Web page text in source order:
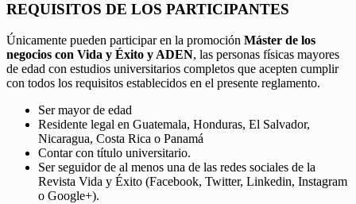
REQUISITOS DE LOS PARTICIPANTES
Únicamente pueden participar en la promoción Máster de los
negocios con Vida y Éxito y ADEN, las personas físicas mayores
de edad con estudios universitarios completos que acepten cumplir
con todos los requisitos establecidos en el presente reglamento.
Ser mayor de edad
Residente legal en Guatemala, Honduras, El Salvador,
Nicaragua, Costa Rica o Panamá
Contar con título universitario.
Ser seguidor de al menos una de las redes sociales de la
Revista Vida y Éxito (Facebook, Twitter, Linkedin, Instagram
o Google+).